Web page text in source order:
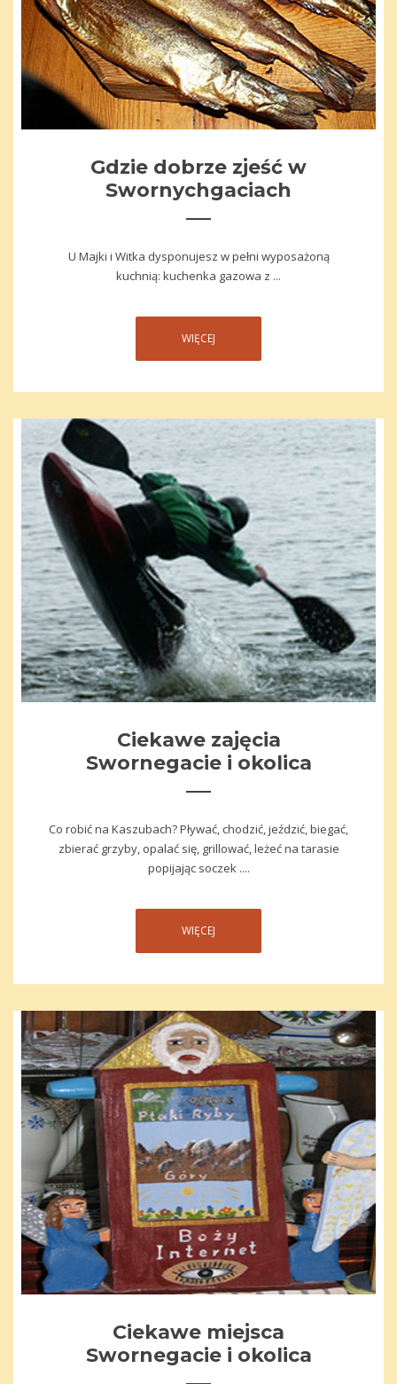
Gdzie dobrze zjeść w
Swornychgaciach
U Majki i Witka dysponujesz w pełni wyposażoną
kuchnią: kuchenka gazowa z ...
WIĘCEJ
Ciekawe zajęcia
Swornegacie i okolica
Co robić na Kaszubach? Pływać, chodzić, jeździć, biegać,
zbierać grzyby, opalać się, grillować, leżeć na tarasie
popijając soczek ....
WIĘCEJ
Ciekawe miejsca
Swornegacie i okolica